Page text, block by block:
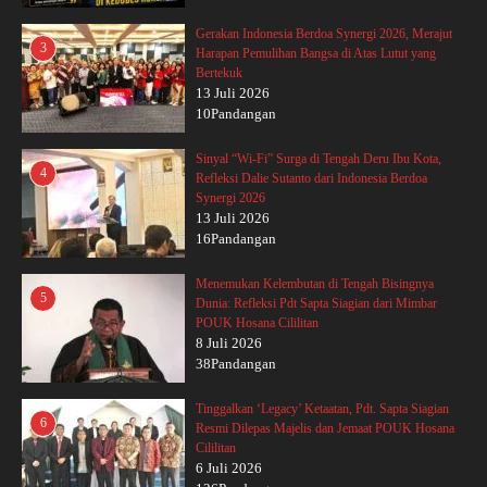
3
Gerakan Indonesia Berdoa Synergi 2026, Merajut
Harapan Pemulihan Bangsa di Atas Lutut yang
Bertekuk
13 Juli 2026
10Pandangan
4
Sinyal “Wi-Fi” Surga di Tengah Deru Ibu Kota,
Refleksi Dalie Sutanto dari Indonesia Berdoa
Synergi 2026
13 Juli 2026
16Pandangan
5
Menemukan Kelembutan di Tengah Bisingnya
Dunia: Refleksi Pdt Sapta Siagian dari Mimbar
POUK Hosana Cililitan
8 Juli 2026
38Pandangan
6
Tinggalkan ‘Legacy’ Ketaatan, Pdt. Sapta Siagian
Resmi Dilepas Majelis dan Jemaat POUK Hosana
Cililitan
6 Juli 2026